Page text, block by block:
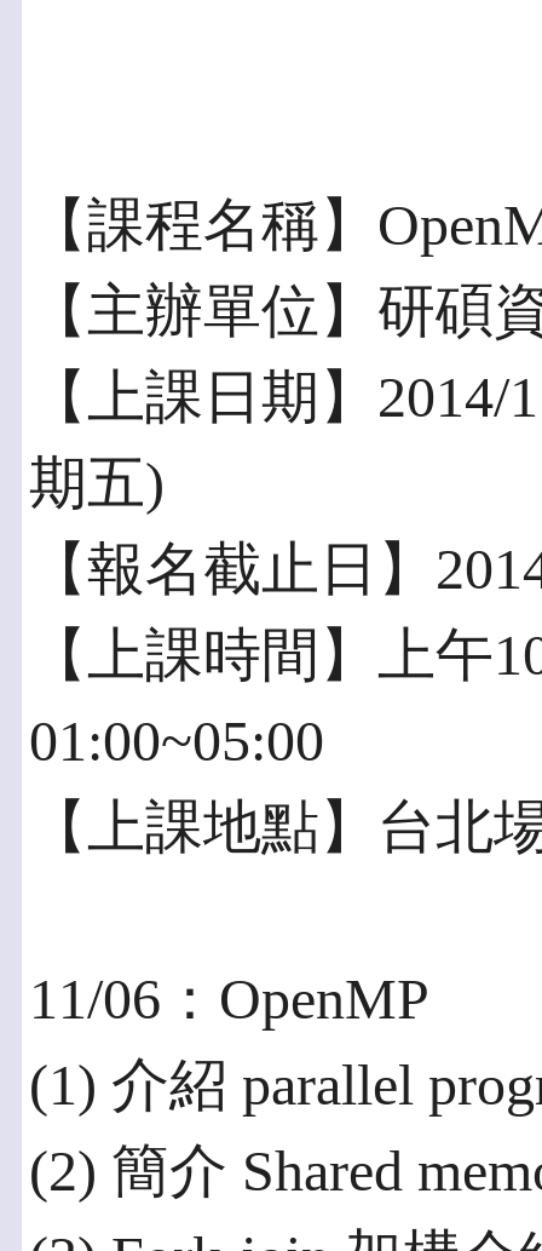
【課程名稱】
【主辦單位】研碩
【上課日期】
期五)
【報名截止日】
【上課時間】上午
01:00~05:00
【上課地點】台北
11/06：OpenMP
(1) 介紹 parallel
(2) 簡介 Shared